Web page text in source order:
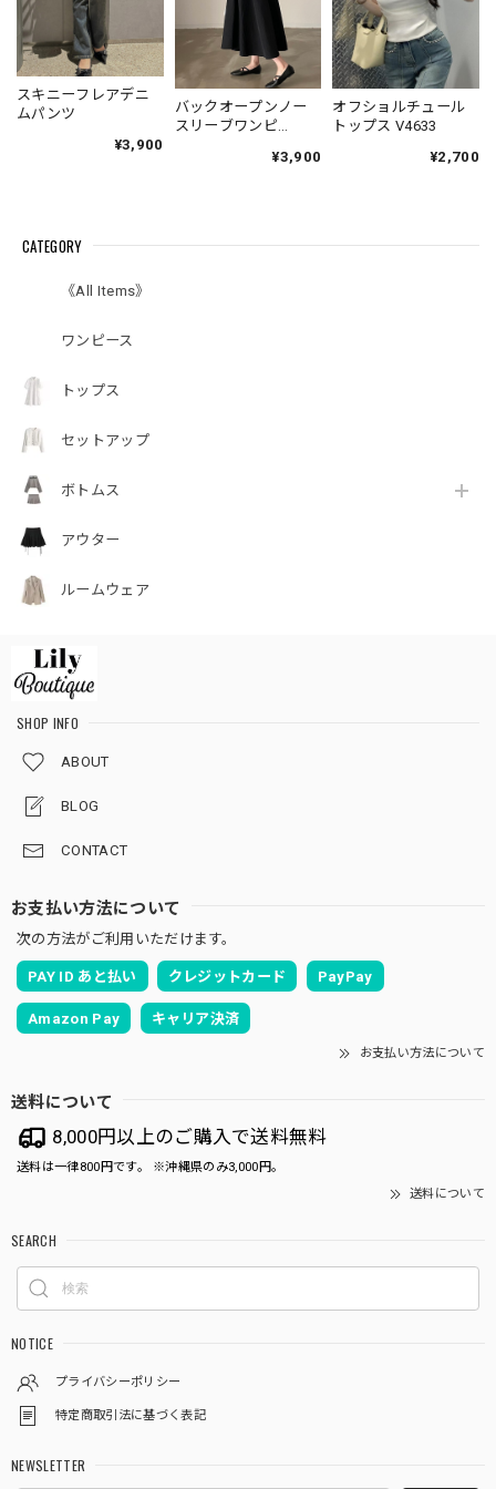
スキニーフレアデニ
ムパンツ
¥3,900
バックオープンノー
スリーブワンピ
¥3,900
オフショルチュール
トップス V4633
¥2,700
CATEGORY
《All Items》
ワンピース
トップス
セットアップ
ボトムス
アウター
ルームウェア
SHOP INFO
ABOUT
BLOG
CONTACT
お支払い方法について
次の方法がご利用いただけます。
PAY ID あと払い クレジットカード PayPay
Amazon Pay キャリア決済
お支払い方法について
送料について
8,000円以上のご購入で送料無料
送料は一律800円です。 ※沖縄県のみ3,000円。
送料について
SEARCH
NOTICE
プライバシーポリシー
特定商取引法に基づく表記
NEWSLETTER